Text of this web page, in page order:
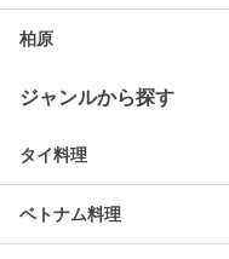
柏原
ジャンルから探す
タイ料理
ベトナム料理